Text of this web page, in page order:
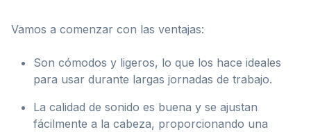
Vamos a comenzar con las ventajas:
Son cómodos y ligeros, lo que los hace ideales
para usar durante largas jornadas de trabajo.
La calidad de sonido es buena y se ajustan
fácilmente a la cabeza, proporcionando una